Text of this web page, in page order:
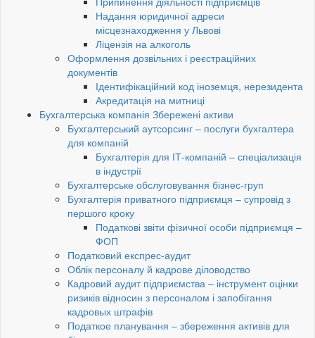
Надання юридичної адреси
місцезнаходження у Львові
Ліцензія на алкоголь
Оформлення дозвільних і реєстраційних
документів
Ідентифікаційний код іноземця, нерезидента
Акредитація на митниці
Бухгалтерська компанія Збережені активи
Бухгалтерський аутсорсинг – послуги бухгалтера
для компаній
Бухгалтерія для ІТ-компаній – спеціализація
в індустрії
Бухгалтерське обслуговування бізнес-груп
Бухгалтерія приватного підприємця – супровід з
першого кроку
Податкові звіти фізичної особи підприємця –
ФОП
Податковий експрес-аудит
Облік персоналу й кадрове діловодство
Кадровий аудит підприємства – інструмент оцінки
ризиків відносин з персоналом і запобігання
кадровых штрафів
Податкое планування – збереження активів для